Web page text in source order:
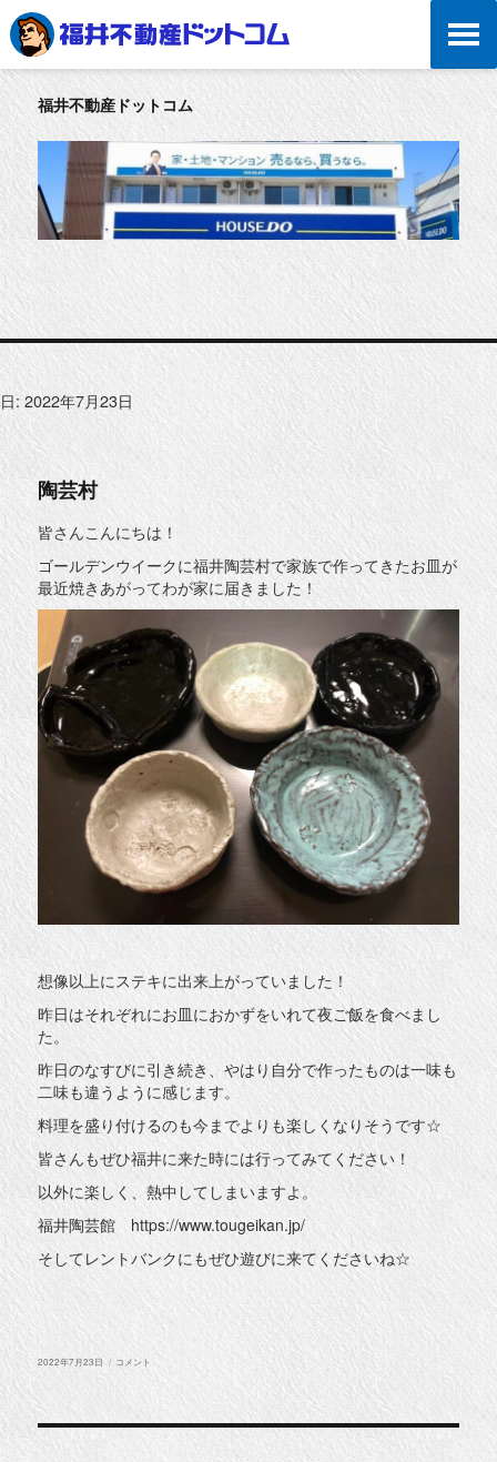
福井不動産ドットコム
日: 2022年7月23日
陶芸村
皆さんこんにちは！
ゴールデンウイークに福井陶芸村で家族で作ってきたお皿が
最近焼きあがってわが家に届きました！
想像以上にステキに出来上がっていました！
昨日はそれぞれにお皿におかずをいれて夜ご飯を食べまし
た。
昨日のなすびに引き続き、やはり自分で作ったものは一味も
二味も違うように感じます。
料理を盛り付けるのも今までよりも楽しくなりそうです☆
皆さんもぜひ福井に来た時には行ってみてください！
以外に楽しく、熱中してしまいますよ。
福井陶芸館 https://www.tougeikan.jp/
そしてレントバンクにもぜひ遊びに来てくださいね☆
投
稿
2022年7月23日
陶
コメント